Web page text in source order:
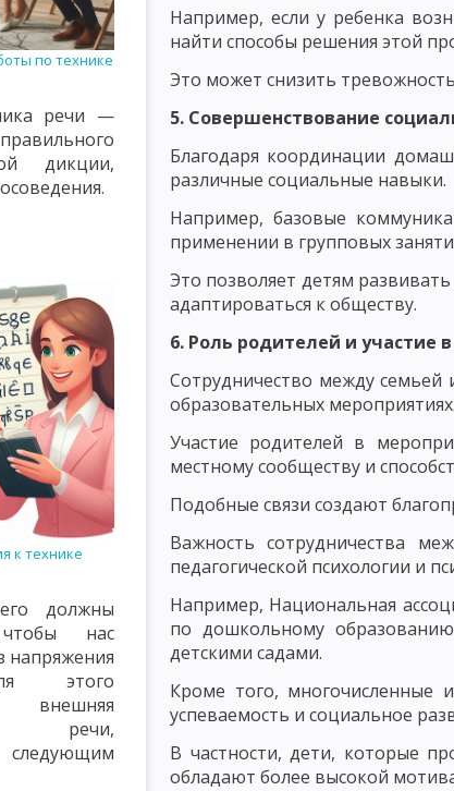
ПРИЗНАКИ И СОСТАВЛЯЮЩИЕ ПЕДАГОГИЧЕСКОЕ
УЧИТЕЛЯ КРИТЕРИИ ПЕДАГОГИЧЕСКОГО
ГЕРБАРТА, СПЕНСЕРА. ПЕДАГОГИЧЕСКАЯ СИСТЕМА
ЯН ВЛАДИСЛАВ ДАВИД, А. ДУХНОВИЧ, Н. ПИРОГОВ И Б.
ОБЪЕКТ И ПРЕДМЕТ СОВРЕМЕННОЙ
КАК КАТЕГОРИИ ДИДАКТИКИ ПОНЯТИЕ ОБРАЗОВАНИЕ КАК
УЧЕБНАЯ ДИСЦИПЛИНА, УЧЕБНИК И РУКОВОДСТВО
ПРОБЛЕМЫ ОСНОВНЫЕ ПРИЗНАКИ УЧЕБНОГО
ПРОЦЕССА СТРУКТУРА УЧЕБНОГО ПРОЦЕССА. ЦЕЛЕВОЙ
КОМПОНЕНТ УЧЕБНОГО ПРОЦЕССА
КОМПОНЕНТ УЧЕБНОГО ПРОЦЕССА
ПРОЦЕССА СИСТЕМЫ ОБУЧЕНИЯ ОБРАЗОВАТЕЛЬНАЯ
ФУНКЦИЯ УЧЕБНОГО ПРОЦЕССА ФУНКЦИЯ
СИСТЕМЫ ПРОГРАММИРУЕМАЯ КОНЦЕПЦИЯ
ПРОГРАММИРОВАНИЕ. МОДУЛЬНОЕ ОБУЧЕНИЕ
СИТУАЦИЙ. УРОВНИ ПРОБЛЕМНОГО ОБУЧЕНИЯ
ОБУЧЕНИЕ ТЕХНОКРАТИЧЕСКИЕ КОНЦЕПЦИИ
ВОСПИТАНИЕ ЗАКОНЫ УЧЕБНОГО ПРОЦЕССА
по технике
речи —
дикции,
к технике
должны
чтобы нас
напряжения
этого
внешняя
речи,
Например, если у ребенка
найти способы решения этой
Это может снизить
5. Совершенствование
Благодаря координации
различные социальные навыки.
Например, базовые
применении в групповых
Это позволяет детям
адаптироваться к обществу.
6. Роль родителей и участие
Сотрудничество между семьей
образовательных мероприятиях.
Участие родителей в
местному сообществу и
Подобные связи создают
Важность сотрудничества
педагогической психологии и
Например, Национальная
по дошкольному
детскими садами.
Кроме того, многочисленные
успеваемость и социальное
В частности, дети, которые
обладают более высокой